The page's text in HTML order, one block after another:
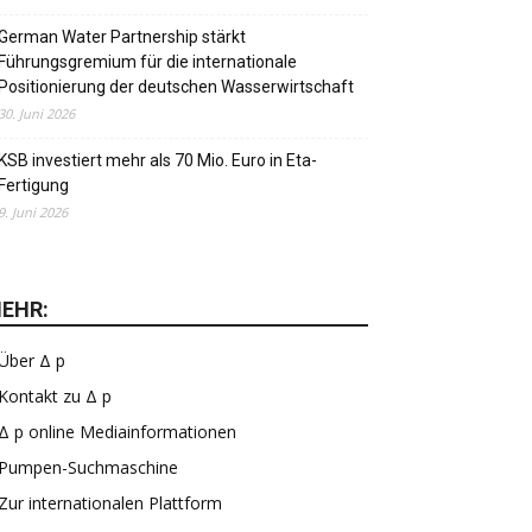
Water Partnership stärkt
für die internationale
der deutschen Wasserwirtschaft
Juni 2026
investiert mehr als 70 Mio. Euro in Eta-
Juni 2026
Δ p
zu Δ p
p online Mediainformationen
Suchmaschine
internationalen Plattform